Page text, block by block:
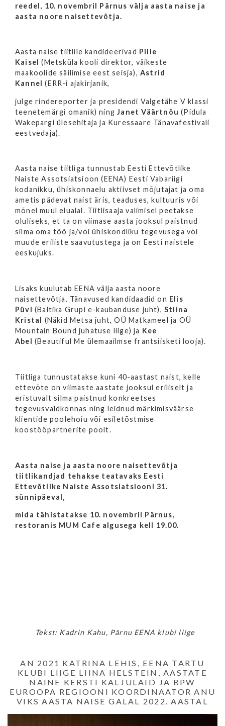
reedel, 10. novembril Pärnus välja aasta naise ja
aasta noore naisettevõtja.
Aasta naise tiitlile kandideerivad Pille
Kaisel (Metsküla kooli direktor, väikeste
maakoolide säilimise eest seisja), Astrid
Kannel (ERR-i ajakirjanik,
julge rindereporter ja presidendi Valgetähe V klassi
teenetemärgi omanik) ningJanet Väärtnõu (Pidula
Wakepargi ülesehitaja ja Kuressaare Tänavafestivali
eestvedaja).
Aasta naise tiitliga tunnustab Eesti Ettevõtlike
Naiste Assotsiatsioon (EENA) Eesti Vabariigi
kodanikku, ühiskonnaelu aktiivset mõjutajat ja oma
ametis pädevat naist äris, teaduses, kultuuris või
mõnel muul elualal. Tiitlisaaja valimisel peetakse
oluliseks, et ta on viimase aasta jooksul paistnud
silma oma töö ja/või ühiskondliku tegevusega või
muude eriliste saavutustega ja on Eesti naistele
eeskujuks.
Lisaks kuulutab EENA välja aasta noore
naisettevõtja. Tänavused kandidaadid on Elis
Püvi (Baltika Grupi e-kaubanduse juht),Stiina
Kristal (Näkid Metsa juht, OÜ Matkameel ja OÜ
Mountain Bound juhatuse liige) ja Kee
Abel (Beautiful Me ülemaailmse frantsiisketi looja).
Tiitliga tunnustatakse kuni 40-aastast naist, kelle
ettevõte on viimaste aastate jooksul eriliselt ja
eristuvalt silma paistnud konkreetses
tegevusvaldkonnas ning leidnud märkimisväärse
klientide poolehoiu või esiletõstmise
koostööpartnerite poolt.
Aasta naise ja aasta noore naisettevõtja
tiitlikandjad tehakse teatavaks Eesti
Ettevõtlike Naiste Assotsiatsiooni 31.
sünnipäeval,
mida tähistatakse 10. novembril Pärnus,
restoranis MUM Cafe algusega kell 19.00.
Tekst: Kadrin Kahu, Pärnu EENA klubi liige
AN 2021 KATRINA LEHIS, EENA TARTU
KLUBI LIIGE LIINA HELSTEIN, AASTATE
NAINE KERSTI KALJULAID JA BPW
EUROOPA REGIOONI KOORDINAATOR ANU
VIKS AASTA NAISE GALAL 2022. AASTAL